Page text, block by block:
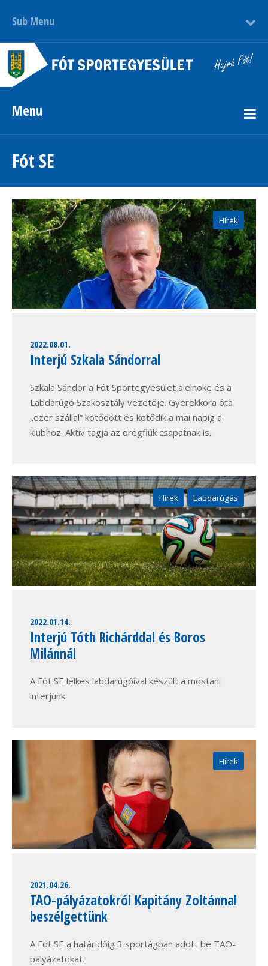
Sub Menu
Menu
Fót SE
Hírek
2022.08.01.
Interjú Szkala Sándorral
Szkala Sándor a Fót Sportegyesület alelnöke és a
Labdarúgó Szakosztály vezetője. Gyerekkora óta
„ezer szállal” kötődött és kötődik a mai napig a
klubhoz. Aktív tagja az öregfiúk csapatnak is.
Hírek Labdarúgás
2022.01.14.
Interjú Tóth Richárddal és Boros
Milánnál
A Fót SE lelkes labdarúgóival készült a mostani
interjúnk.
Hírek
2021.04.26.
TAO-pályázatokról Kapitány Zoltánnal
beszélgettünk
A Fót SE a határidőig 3 sportágban adott be TAO-
pályázatokat.